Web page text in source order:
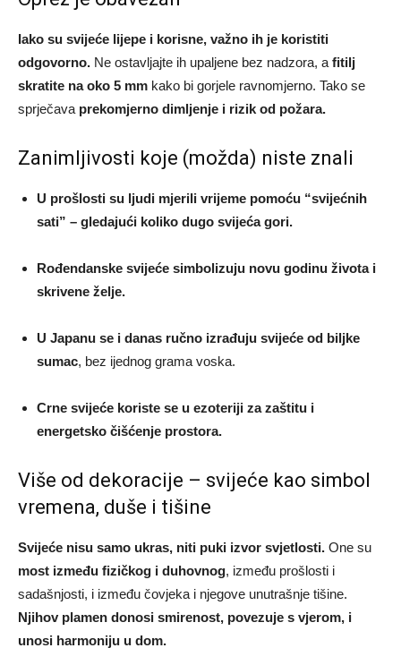
Iako su svijeće lijepe i korisne, važno ih je koristiti
odgovorno. Ne ostavljajte ih upaljene bez nadzora, a fitilj
skratite na oko 5 mm kako bi gorjele ravnomjerno. Tako se
sprječava prekomjerno dimljenje i rizik od požara.
Zanimljivosti koje (možda) niste znali
U prošlosti su ljudi mjerili vrijeme pomoću “svijećnih
sati” – gledajući koliko dugo svijeća gori.
Rođendanske svijeće simbolizuju novu godinu života i
skrivene želje.
U Japanu se i danas ručno izrađuju svijeće od biljke
sumac, bez ijednog grama voska.
Crne svijeće koriste se u ezoteriji za zaštitu i
energetsko čišćenje prostora.
Više od dekoracije – svijeće kao simbol
vremena, duše i tišine
Svijeće nisu samo ukras, niti puki izvor svjetlosti. One su
most između fizičkog i duhovnog, između prošlosti i
sadašnjosti, i između čovjeka i njegove unutrašnje tišine.
Njihov plamen donosi smirenost, povezuje s vjerom, i
unosi harmoniju u dom.